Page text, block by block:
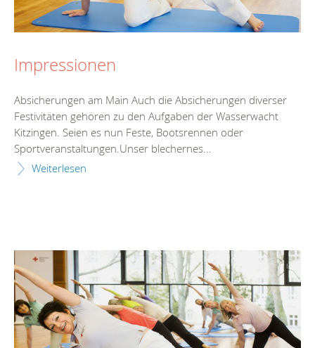
Impressionen
Absicherungen am Main Auch die Absicherungen diverser
Festivitäten gehören zu den Aufgaben der Wasserwacht
Kitzingen. Seien es nun Feste, Bootsrennen oder
Sportveranstaltungen.Unser blechernes...
Weiterlesen